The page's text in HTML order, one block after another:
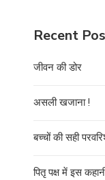
Recent
जीवन की डोर
असली खजाना !
बच्चों की सही
पितृ पक्ष में इस